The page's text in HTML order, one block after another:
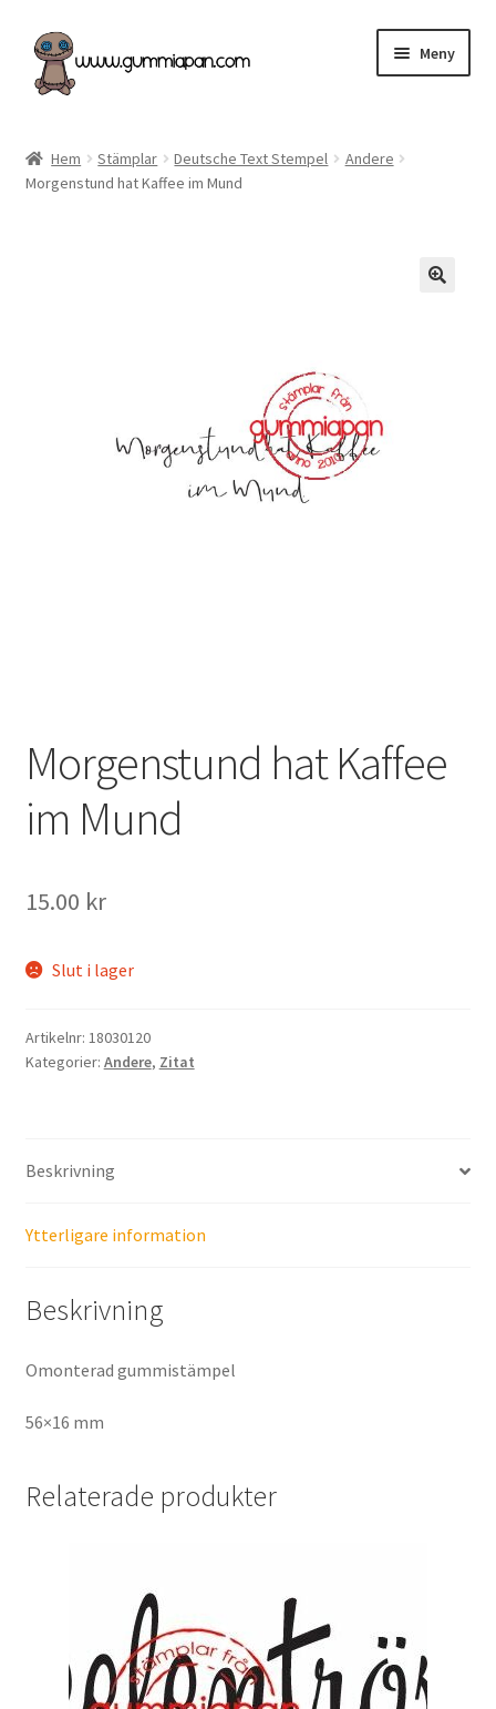
Hoppa
till
navigering
Hoppa
till
innehåll
Meny
Kategorier
Hem Stämplar Deutsche Text Stempel
Andere
Morgenstund hat Kaffee im Mund
Morgenstund hat Kaffee
im Mund
15.00 kr
Slut i lager
Artikelnr: 18030120
Kategorier: Andere, Zitat
Beskrivning
Ytterligare information
Beskrivning
Omonterad gummistämpel
56×16 mm
Relaterade produkter